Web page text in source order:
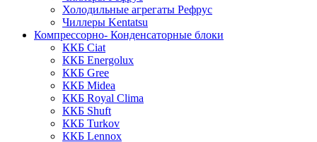
Холодильные агрегаты Рефрус
Чиллеры Kentatsu
Компрессорно- Конденсаторные блоки
ККБ Ciat
ККБ Energolux
ККБ Gree
ККБ Midea
ККБ Royal Clima
ККБ Shuft
ККБ Turkov
ККБ Lennox